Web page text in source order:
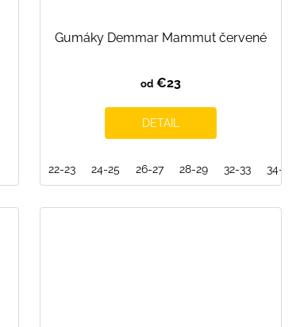
Gumáky Demmar Mammut červené
od €23
DETAIL
22-23 24-25 26-27 28-29 32-33 34-35